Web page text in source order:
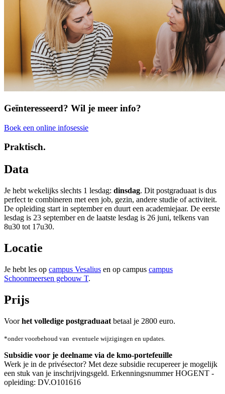
Geïnteresseerd? Wil je meer info?
Boek een online infosessie
Praktisch.
Data
Je hebt wekelijks slechts 1 lesdag: dinsdag. Dit postgraduaat is dus
perfect te combineren met een job, gezin, andere studie of activiteit.
De opleiding start in september en duurt een academiejaar. De eerste
lesdag is 23 september en de laatste lesdag is 26 juni, telkens van
8u30 tot 17u30.
Locatie
Je hebt les op campus Vesalius en op campus campus
Schoonmeersen gebouw T.
Prijs
Voorhet volledige postgraduaat betaal je 2800 euro.
*onder voorbehoud van eventuele wijzigingen en updates.
Subsidie voor je deelname via de kmo-portefeuille
Werk je in de privésector? Met deze subsidie recupereer je mogelijk
een stuk van je inschrijvings­geld. Erkenningsnummer HOGENT -
opleiding: DV.O101616